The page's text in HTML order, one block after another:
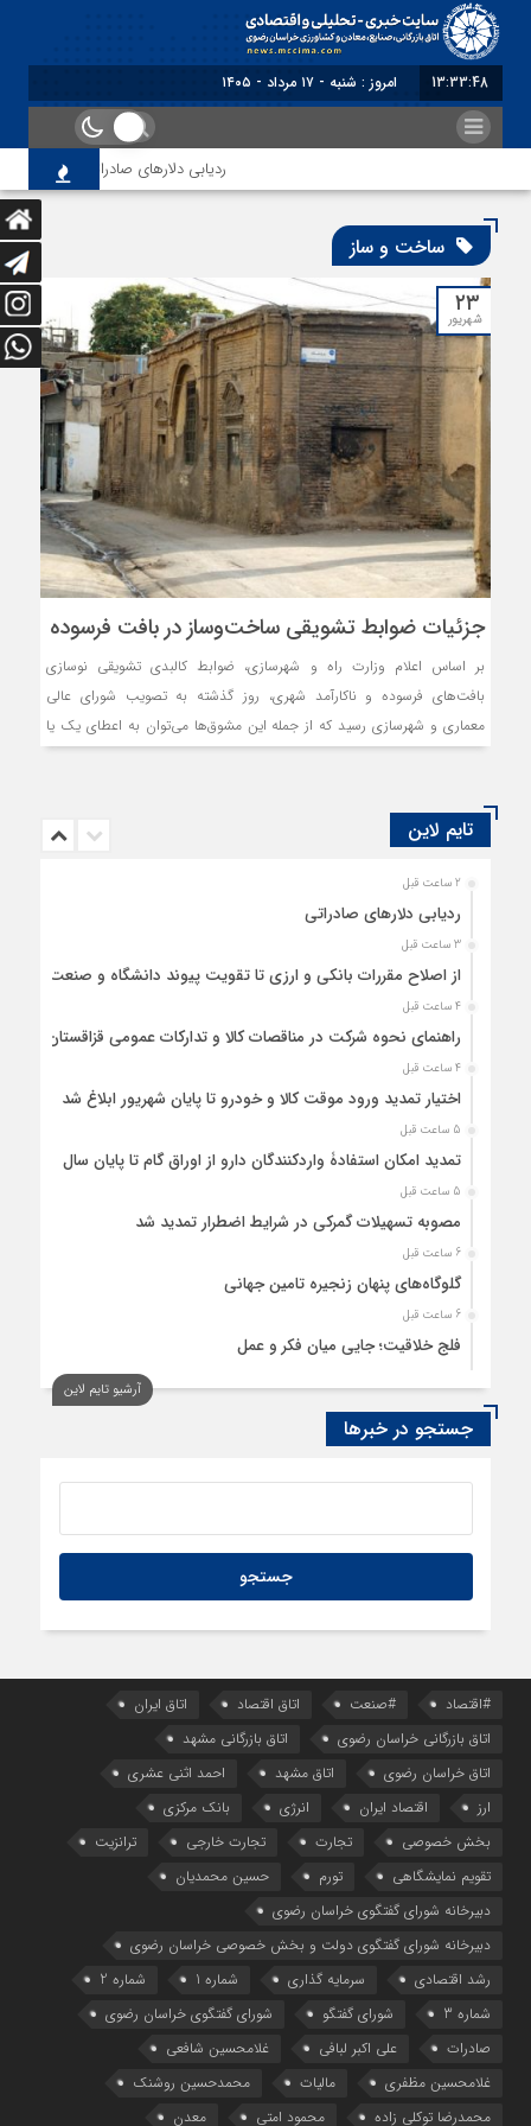
13:33:48 امروز : شنبه - ۱۷ مرداد - ۱۴۰۵
ردیابی دلارهای صادراتی
ساخت و ساز
۲۳
شهریور
جزئیات ضوابط تشویقی ساخت‌وساز در بافت فرسوده
بر اساس اعلام وزارت راه و شهرسازی، ضوابط کالبدی تشویقی نوسازی
بافت‌های فرسوده و ناکارآمد شهری، روز گذشته به تصویب شورای عالی
معماری و شهرسازی رسید که از جمله این مشوق‌‌ها می‌توان به اعطای یک یا
مساحت بالکن و تراس در محاسبه تراکم ساختمانی اشاره کرد.
تایم لاین
2 ساعت قبل
ردیابی دلارهای صادراتی
3 ساعت قبل
از اصلاح مقررات بانکی و ارزی تا تقویت پیوند دانشگاه و صنعت
4 ساعت قبل
راهنمای نحوه شرکت در مناقصات کالا و تدارکات عمومی قزاقستان
4 ساعت قبل
اختیار تمدید ورود موقت کالا و خودرو تا پایان شهریور ابلاغ شد
5 ساعت قبل
تمدید امکان استفادۀ واردکنندگان دارو از اوراق گام تا پایان سال
5 ساعت قبل
مصوبه تسهیلات گمرکی در شرایط اضطرار تمدید شد
6 ساعت قبل
گلوگاه‌های پنهان زنجیره تامین جهانی
6 ساعت قبل
فلج خلاقیت؛ جایی میان فکر و عمل
رسانه، حلقه پیوند میدان اقتصاد و عرصه تصمیم‌گیری است
7 ساعت قبل
آرشیو تایم لاین
جستجو در خبرها
#اقتصاد #صنعت اتاق اقتصاد
اتاق ایران
اتاق بازرگانی خراسان رضوی
اتاق بازرگانی مشهد
اتاق خراسان رضوی
اتاق مشهد
احمد اثنی عشری
ارز
اقتصاد ایران انرژی
بانک مرکزی
بخش خصوصی
تجارت تجارت خارجی
ترانزیت
تقویم نمایشگاهی
تورم
حسین محمدیان
دبیرخانه شورای گفتگوی خراسان رضوی
دبیرخانه شورای گفتگوی دولت و بخش خصوصی خراسان رضوی
رشد اقتصادی
سرمایه گذاری شماره 1
شماره 2
شماره 3
شورای گفتگو
شورای گفتگوی خراسان رضوی
صادرات
علی اکبر لبافی
غلامحسین شافعی
غلامحسین مظفری
مالیات
محمدحسین روشنک
محمدرضا توکلی زاده
محمود امتی معدن